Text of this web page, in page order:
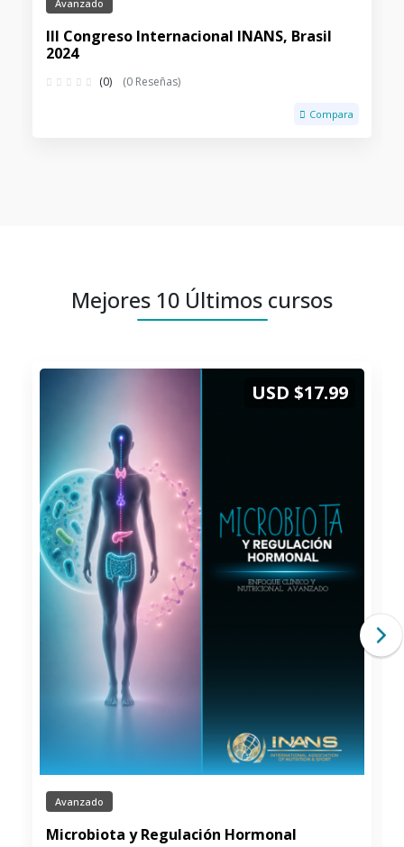
Avanzado
III Congreso Internacional INANS, Brasil
2024
(0) (0 Reseñas)
Compara
Mejores 10 Últimos cursos
USD $17.99
Avanzado
Microbiota y Regulación Hormonal